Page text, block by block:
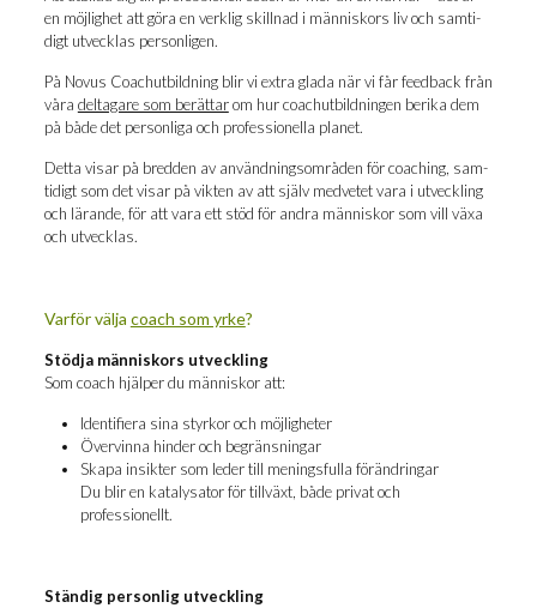
en möj­lig­het att göra en verk­lig skill­nad i män­ni­skors liv och sam­ti­
digt utveck­las personligen.
På Novus Coach­ut­bild­ning blir vi extra gla­da när vi får feed­back från
våra del­ta­ga­re som berät­tarom hur coach­ut­bild­ning­en beri­ka dem
på både det per­son­li­ga och pro­fes­sio­nel­la planet.
Det­ta visar på bred­den av använd­nings­om­rå­den för coaching, sam­
ti­digt som det visar på vik­ten av att själv med­ve­tet vara i utveck­ling
och läran­de, för att vara ett stöd för and­ra män­ni­skor som vill växa
och utvecklas.
Var­för väl­ja coach som yrke?
Stöd­ja män­ni­skors utveckling
Som coach hjäl­per du män­ni­skor att:
Iden­ti­fi­e­ra sina styr­kor och möjligheter
Över­vin­na hin­der och begränsningar
Ska­pa insik­ter som leder till menings­ful­la förändringar
Du blir en kata­ly­sa­tor för till­växt, både pri­vat och
professionellt.
Stän­dig per­son­lig utveckling